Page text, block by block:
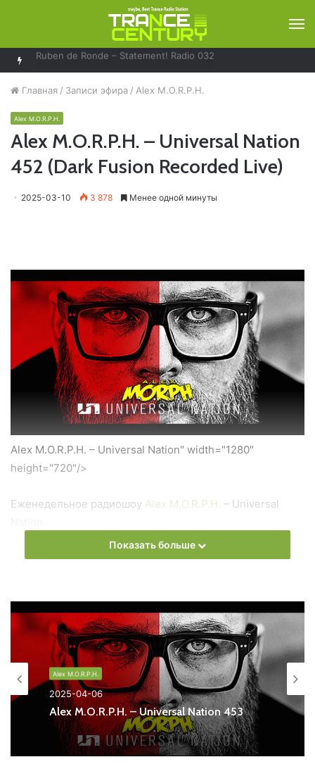
Solarstone – Pure Trance Radio 489
Главная / Записи эфира / Alex M.O.R.P.H.
Alex M.O.R.P.H.
Alex M.O.R.P.H. – Universal Nation
452 (Dark Fusion Recorded Live)
2025-03-10 3 878 Менее одной минуты
Alex M.O.R.P.H. – Universal Nation" width="1280"
height="720"/>
Еженедельное радиошоу Alex M.O.R.P.H. – Universal
Слушать онлайн новый выпускAlex M.O.R.P.H.–
На сайтеTrance Century RadioВы можете бесплатно
слушать онлайн песни и радиошоуAlex M.O.R.P.H.
Universal Nation в формате mp3. Лучшая музыкальная
подборка и альбомы исполнителя alex-m-o-r-p-h.
Also you can find all episodes of radioshowAlex M.O.R.P.H.
– Universal Nation Free Listen and Download MP3
Ближайший эфир:
Показать больше
Alex M.O.R.P.H.
2025-04-06
Alex M.O.R.P.H. – Universal Nation 453